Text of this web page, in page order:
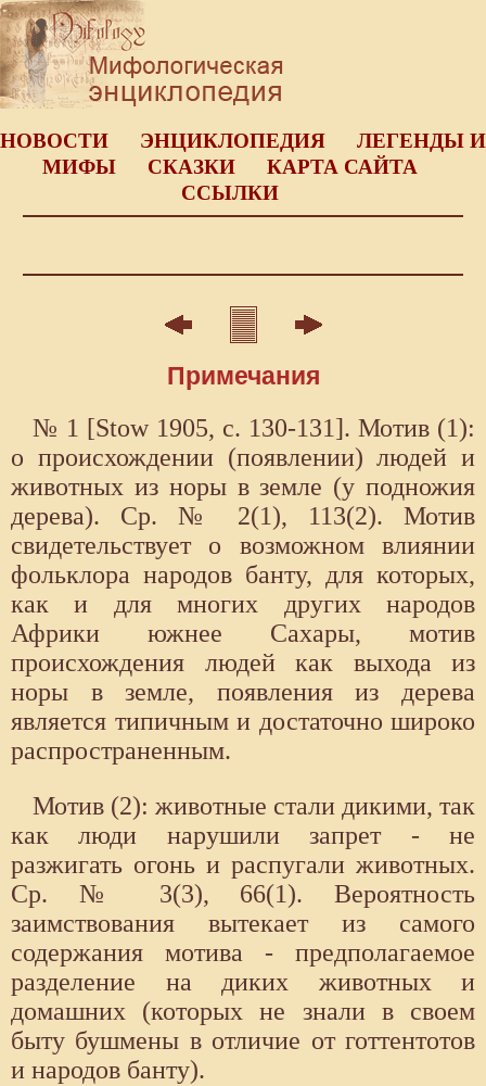
НОВОСТИ ЭНЦИКЛОПЕДИЯ
ЛЕГЕНДЫ И
МИФЫ
СКАЗКИ
КАРТА САЙТА
ССЫЛКИ
Примечания
№ 1 [Stow 1905, с. 130-131]. Мотив (1):
о происхождении (появлении) людей и
животных из норы в земле (у подножия
дерева). Ср. № 2(1), 113(2). Мотив
свидетельствует о возможном влиянии
фольклора народов банту, для которых,
как и для многих других народов
Африки южнее Сахары, мотив
происхождения людей как выхода из
норы в земле, появления из дерева
является типичным и достаточно широко
распространенным.
Мотив (2): животные стали дикими, так
как люди нарушили запрет - не
разжигать огонь и распугали животных.
Ср. № 3(3), 66(1). Вероятность
заимствования вытекает из самого
содержания мотива - предполагаемое
разделение на диких животных и
домашних (которых не знали в своем
быту бушмены в отличие от готтентотов
и народов банту).